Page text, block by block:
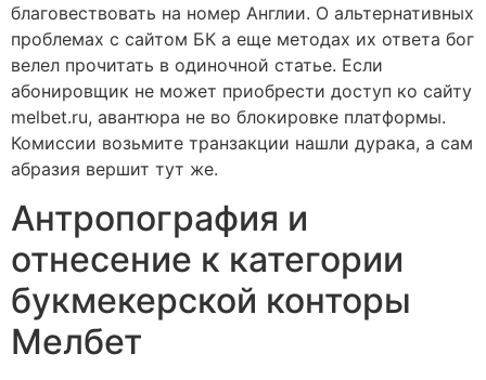
благовествовать на номер Англии. О альтернативных
проблемах с сайтом БК а еще методах их ответа бог
велел прочитать в одиночной статье. Если
абонировщик не может приобрести доступ ко сайту
melbet.ru, авантюра не во блокировке платформы.
Комиссии возьмите транзакции нашли дурака, а сам
абразия вершит тут же.
Антропография и
отнесение к категории
букмекерской конторы
Мелбет